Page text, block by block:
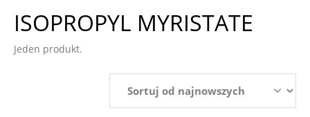
ISOPROPYL MYRISTATE
Jeden produkt.